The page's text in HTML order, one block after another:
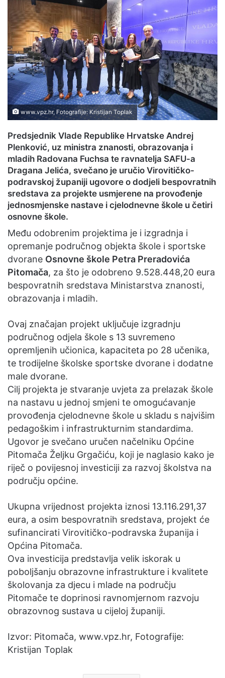
i
www.vpz.hr, Fotografije: Kristijan Toplak
Predsjednik Vlade Republike Hrvatske Andrej
Plenković, uz ministra znanosti, obrazovanja i
mladih Radovana Fuchsa te ravnatelja SAFU-a
Dragana Jelića, svečano je uručio Virovitičko-
podravskoj županiji ugovore o dodjeli bespovratnih
sredstava za projekte usmjerene na provođenje
jednosmjenske nastave i cjelodnevne škole u četiri
osnovne škole.
Među odobrenim projektima je i izgradnja i
opremanje područnog objekta škole i sportske
dvorane Osnovne škole Petra Preradovića
Pitomača, za što je odobreno 9.528.448,20 eura
bespovratnih sredstava Ministarstva znanosti,
obrazovanja i mladih.
Ovaj značajan projekt uključuje izgradnju
područnog odjela škole s 13 suvremeno
opremljenih učionica, kapaciteta po 28 učenika,
te trodijelne školske sportske dvorane i dodatne
male dvorane.
Cilj projekta je stvaranje uvjeta za prelazak škole
na nastavu u jednoj smjeni te omogućavanje
provođenja cjelodnevne škole u skladu s najvišim
pedagoškim i infrastrukturnim standardima.
Ugovor je svečano uručen načelniku Općine
Pitomača Željku Grgačiću, koji je naglasio kako je
riječ o povijesnoj investiciji za razvoj školstva na
području općine.
Ukupna vrijednost projekta iznosi 13.116.291,37
eura, a osim bespovratnih sredstava, projekt će
sufinancirati Virovitičko-podravska županija i
Općina Pitomača.
Ova investicija predstavlja velik iskorak u
poboljšanju obrazovne infrastrukture i kvalitete
školovanja za djecu i mlade na području
Pitomače te doprinosi ravnomjernom razvoju
obrazovnog sustava u cijeloj županiji.
Izvor: Pitomača, www.vpz.hr, Fotografije:
Kristijan Toplak